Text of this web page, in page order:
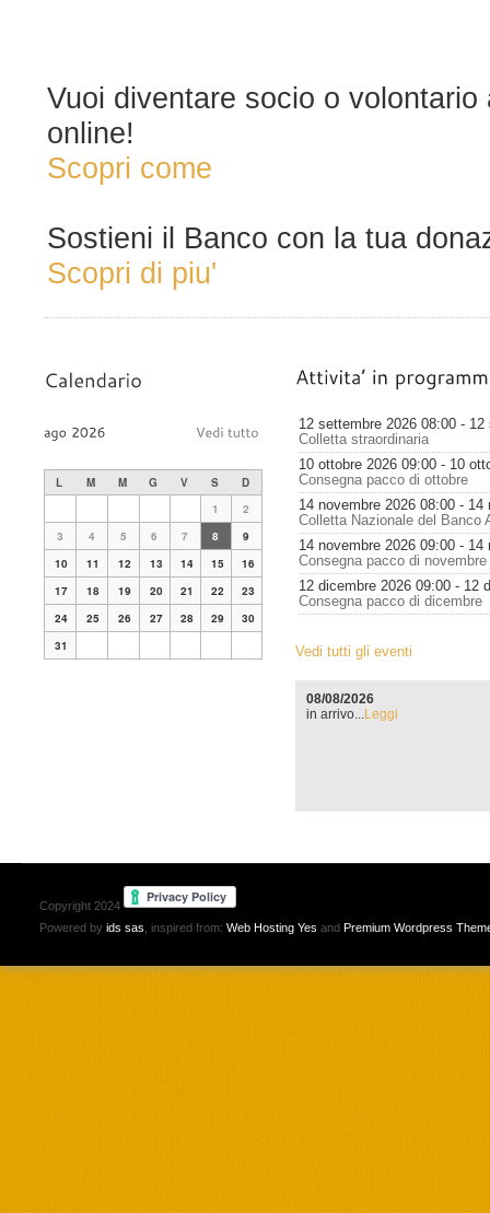
Vuoi diventare socio o
online!
Scopri come
Sostieni il Banco con la tua
Scopri di piu'
L M M G V S
D
1
2
3
4 5 6 7 8
9
10
11 12 13 14 15
16
17
18 19 20 21 22
23
24
25 26 27 28 29
30
31
12 settembre 2026 08:00 -
Colletta straordinaria
10 ottobre 2026 09:00 - 10
Consegna pacco di ottobre
14 novembre 2026 08:00 - 14
Colletta Nazionale del Banco
14 novembre 2026 09:00 - 14
Consegna pacco di novembre
12 dicembre 2026 09:00 - 12
Consegna pacco di dicembre
Vedi tutti gli eventi
08/08/2026
in arrivo... Leggi
Copyright 2024
Powered by ids sas , inspired from: Web Hosting Yes and Premium Wordpress